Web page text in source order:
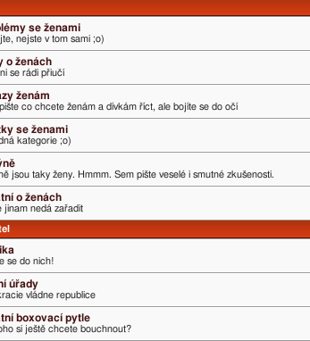
se ženami
nejste v tom sami ;o)
o ženách
se rádi přiučí
ženám
co chcete ženám a dívkám říct, ale bojíte se do očí
se ženami
kategorie ;o)
jsou taky ženy. Hmmm. Sem pište veselé i smutné zkušenosti.
o ženách
jinam nedá zařadit
se do nich!
úřady
vládne republice
boxovací pytle
si ještě chcete bouchnout?